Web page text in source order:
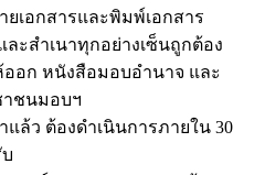
ยเอกสารและพิมพ์เอกสาร
ละสำเนาทุกอย่างเซ็นถูกต้อง
ออก หนังสือมอบอำนาจ และ
าชนมอบฯ
ล้ว ต้องดำเนินการภายใน 30